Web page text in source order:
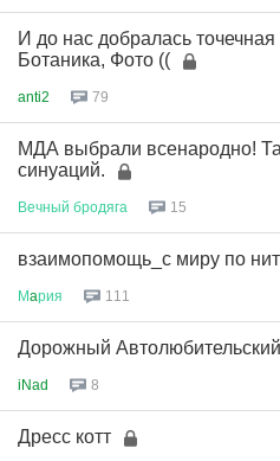
И до нас добралась точечная
Ботаника, Фото ((
anti2 79
МДА выбрали всенародно!
синуаций.
Вечный бродяга 15
взаимопомощь_с миру по
Мaрия 111
Дорожный
iNad 8
Дресс котт